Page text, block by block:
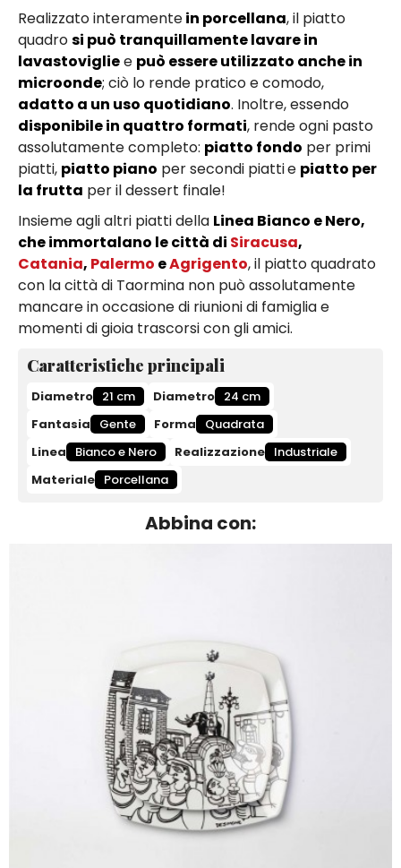
Realizzato interamentein porcellana, il piatto
quadrosi può tranquillamente lavare in
lavastovigliee può essere utilizzato anche in
microonde; ciò lo rende pratico e comodo,
adatto a un uso quotidiano. Inoltre, essendo
disponibile in quattro formati, rende ogni pasto
assolutamente completo: piatto fondo per primi
piatti, piatto piano per secondi piattie piatto per
la frutta per il dessert finale!
Insieme agli altri piatti della Linea Bianco e Nero,
che immortalano le città di Siracusa,
Catania, Palermo eAgrigento, il piatto quadrato
con la città di Taormina non può assolutamente
mancare in occasione di riunioni di famiglia e
momenti di gioia trascorsi con gli amici.
Caratteristiche principali
Diametro 21 cm Diametro 24 cm
Fantasia
Gente Forma
Quadrata
Linea
Bianco e Nero Realizzazione Industriale
Materiale Porcellana
Abbina con: